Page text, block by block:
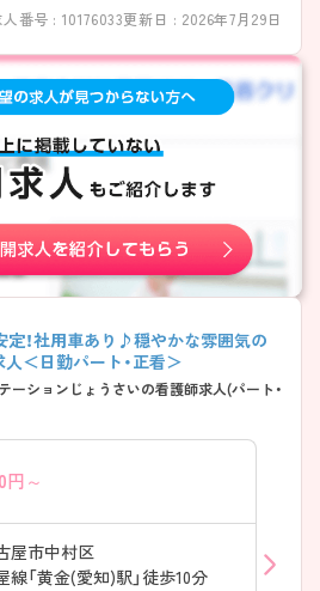
人番号 : 10176033更新日 : 2026年7月29日
定！社用車あり♪穏やかな雰囲気の
＜日勤パート・正看＞
ーションじょうさいの看護師求人(パート・
円～
屋市中村区
線「黄金(愛知)駅」徒歩10分